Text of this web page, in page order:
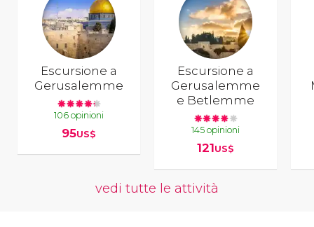
Escursione a
Gerusalemme
106 opinioni
95US$
Escursione a
Gerusalemme
e Betlemme
145 opinioni
121US$
vedi tutte le attività